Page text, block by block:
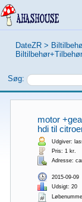
DateZR >
Søg:
motor
hdi til
Udgiver:
Pris: 1 kr.
Adresse:
2015-09-09
Udsigt: 20